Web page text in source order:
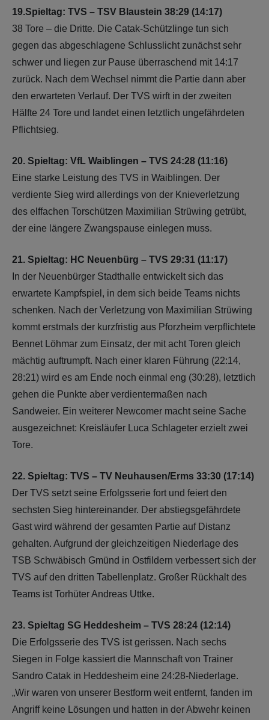
19.Spieltag: TVS – TSV Blaustein 38:29 (14:17)
38 Tore – die Dritte. Die Catak-Schützlinge tun sich
gegen das abgeschlagene Schlusslicht zunächst sehr
schwer und liegen zur Pause überraschend mit 14:17
zurück. Nach dem Wechsel nimmt die Partie dann aber
den erwarteten Verlauf. Der TVS wirft in der zweiten
Hälfte 24 Tore und landet einen letztlich ungefährdeten
Pflichtsieg.
20. Spieltag: VfL Waiblingen – TVS 24:28 (11:16)
Eine starke Leistung des TVS in Waiblingen. Der
verdiente Sieg wird allerdings von der Knieverletzung
des elffachen Torschützen Maximilian Strüwing getrübt,
der eine längere Zwangspause einlegen muss.
21. Spieltag: HC Neuenbürg – TVS 29:31 (11:17)
In der Neuenbürger Stadthalle entwickelt sich das
erwartete Kampfspiel, in dem sich beide Teams nichts
schenken. Nach der Verletzung von Maximilian Strüwing
kommt erstmals der kurzfristig aus Pforzheim verpflichtete
Bennet Löhmar zum Einsatz, der mit acht Toren gleich
mächtig auftrumpft. Nach einer klaren Führung (22:14,
28:21) wird es am Ende noch einmal eng (30:28), letztlich
gehen die Punkte aber verdientermaßen nach
Sandweier. Ein weiterer Newcomer macht seine Sache
ausgezeichnet: Kreisläufer Luca Schlageter erzielt zwei
Tore.
22. Spieltag: TVS – TV Neuhausen/Erms 33:30 (17:14)
Der TVS setzt seine Erfolgsserie fort und feiert den
sechsten Sieg hintereinander. Der abstiegsgefährdete
Gast wird während der gesamten Partie auf Distanz
gehalten. Aufgrund der gleichzeitigen Niederlage des
TSB Schwäbisch Gmünd in Ostfildern verbessert sich der
TVS auf den dritten Tabellenplatz. Großer Rückhalt des
Teams ist Torhüter Andreas Uttke.
23. Spieltag SG Heddesheim – TVS 28:24 (12:14)
Die Erfolgsserie des TVS ist gerissen. Nach sechs
Siegen in Folge kassiert die Mannschaft von Trainer
Sandro Catak in Heddesheim eine 24:28-Niederlage.
„Wir waren von unserer Bestform weit entfernt, fanden im
Angriff keine Lösungen und hatten in der Abwehr keinen